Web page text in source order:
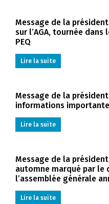
Message de la
sur l’AGA, tournée
PEQ
Lire la suite
Message de la
informations
Lire la suite
Message de la
automne marqué par le
l’assemblée générale
Lire la suite